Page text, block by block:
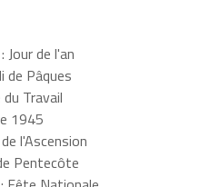
: Jour de l'an
de Pâques
Travail
1945
l'Ascension
Pentecôte